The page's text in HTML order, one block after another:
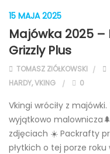
15 MAJA 2025
Majówka 2025
Grizzly Plus
TOMASZ ZIÓŁKOWSKI
HARDY,VKING 0
Vkingi wróciły z
wyjątkowo
zdjęciach ☀️ Packrafty
płytkich o tej porze roku